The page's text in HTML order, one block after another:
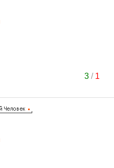
3/ 1